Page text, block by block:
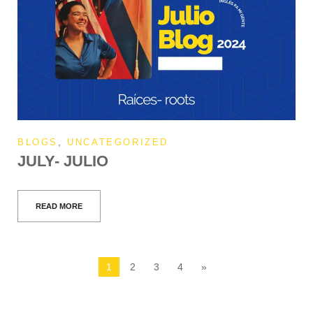
BLOGS UNCATEGORIZED
JULY- JULIO
READ MORE
1 2 3 4 »